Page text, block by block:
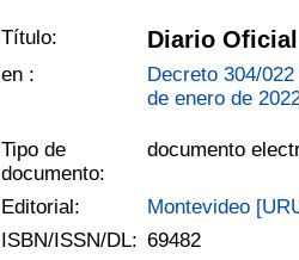
Título: Diario
en :
Decreto 304/
de enero de
Tipo de
documento:
documento
Editorial: Montevideo
ISBN/ISSN/DL: 69482